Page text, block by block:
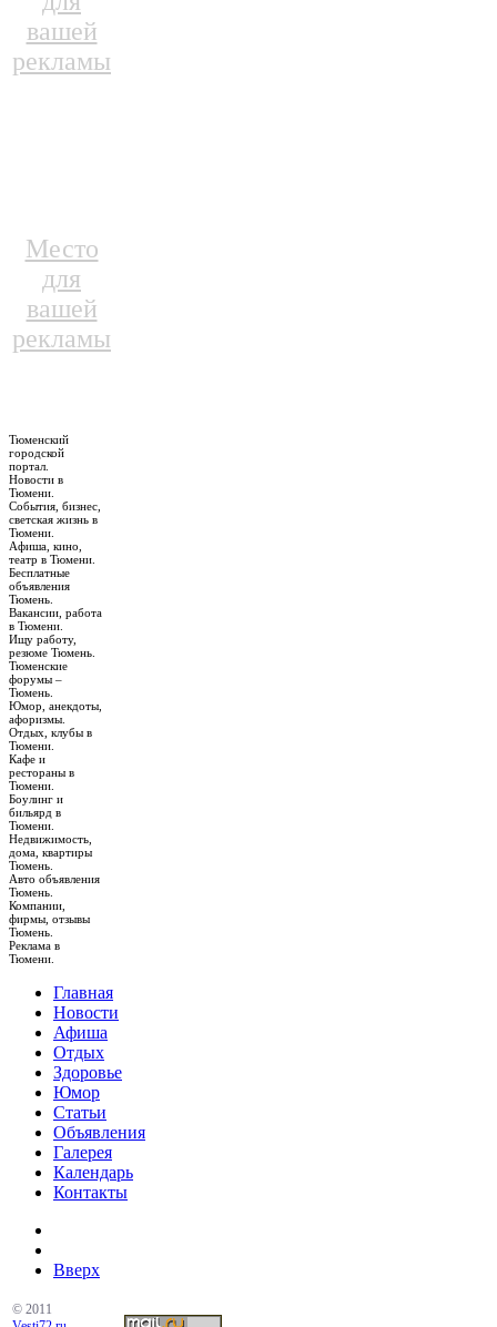
вашей
рекламы
Место
для
вашей
рекламы
Тюменский
городской
портал.
Новости в
Тюмени.
События, бизнес,
светская жизнь в
Тюмени.
Афиша, кино,
театр в Тюмени.
Бесплатные
объявления
Тюмень.
Вакансии, работа
в Тюмени.
Ищу работу,
резюме Тюмень.
Тюменские
форумы –
Тюмень.
Юмор, анекдоты,
афоризмы.
Отдых, клубы в
Тюмени.
Кафе и
рестораны в
Тюмени.
Боулинг и
бильярд в
Тюмени.
Недвижимость,
дома, квартиры
Тюмень.
Авто объявления
Тюмень.
Компании,
фирмы, отзывы
Тюмень.
Реклама в
Тюмени.
Главная
Новости
Афиша
Отдых
Здоровье
Юмор
Статьи
Объявления
Галерея
Календарь
Контакты
Вверх
© 2011